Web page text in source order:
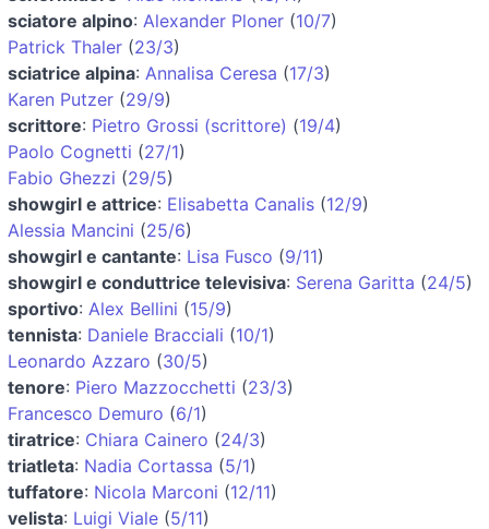
sciatore alpino: Alexander Ploner (10/7)
Patrick Thaler (23/3)
sciatrice alpina: Annalisa Ceresa (17/3)
Karen Putzer (29/9)
scrittore: Pietro Grossi (scrittore) (19/4)
Paolo Cognetti (27/1)
Fabio Ghezzi (29/5)
showgirl e attrice: Elisabetta Canalis (12/9)
Alessia Mancini (25/6)
showgirl e cantante: Lisa Fusco (9/11)
showgirl e conduttrice televisiva: Serena Garitta (24/5)
sportivo: Alex Bellini (15/9)
tennista: Daniele Bracciali (10/1)
Leonardo Azzaro (30/5)
tenore: Piero Mazzocchetti (23/3)
Francesco Demuro (6/1)
tiratrice: Chiara Cainero (24/3)
triatleta: Nadia Cortassa (5/1)
tuffatore: Nicola Marconi (12/11)
velista: Luigi Viale (5/11)